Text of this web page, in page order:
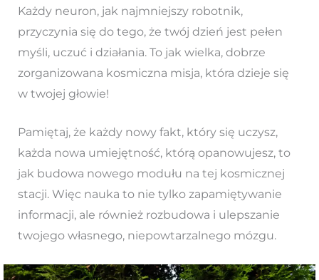
Każdy neuron, jak najmniejszy robotnik,
przyczynia się do tego, że twój dzień jest pełen
myśli, uczuć i działania. To jak wielka, dobrze
zorganizowana kosmiczna misja, która dzieje się
w twojej głowie!
Pamiętaj, że każdy nowy fakt, który się uczysz,
każda nowa umiejętność, którą opanowujesz, to
jak budowa nowego modułu na tej kosmicznej
stacji. Więc nauka to nie tylko zapamiętywanie
informacji, ale również rozbudowa i ulepszanie
twojego własnego, niepowtarzalnego mózgu.